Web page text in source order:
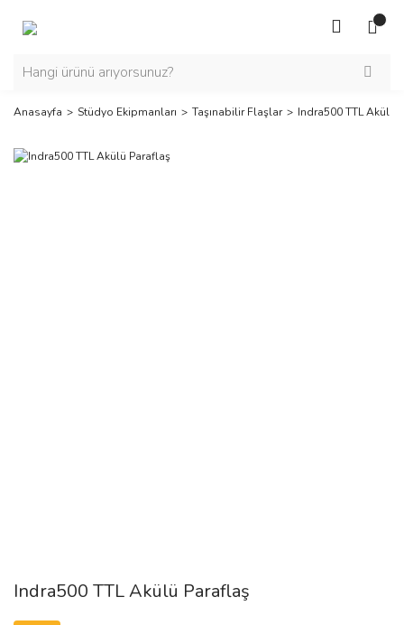
Anasayfa Stüdyo Ekipmanları Taşınabilir Flaşlar Indra500 TTL Akülü
Indra500 TTL Akülü Paraflaş